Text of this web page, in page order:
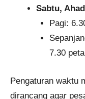
Sabtu,
Pagi:
7.30
Pengaturan waktu
dirancang agar